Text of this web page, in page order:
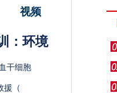
视频
：环境
干细胞
援（